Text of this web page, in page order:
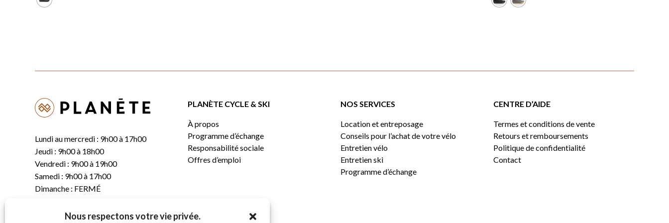
Nous respectons votre vie privée.
189,99 $.
Lundi au mercredi : 9h00 à 17h00
Jeudi : 9h00 à 18h00
Vendredi : 9h00 à 19h00
Samedi : 9h00 à 17h00
Dimanche : FERMÉ
(819) 843-8356
PLANÈTE CYCLE & SKI
À propos
Programme d’échange
Responsabilité sociale
Offres d’emploi
NOS SERVICES
Location et entreposage
Conseils pour l’achat de votre vélo
Entretien vélo
Entretien ski
Programme d’échange
CENTRE D’AIDE
Termes et conditions de vente
Retours et remboursements
Politique de confidentialité
Contact